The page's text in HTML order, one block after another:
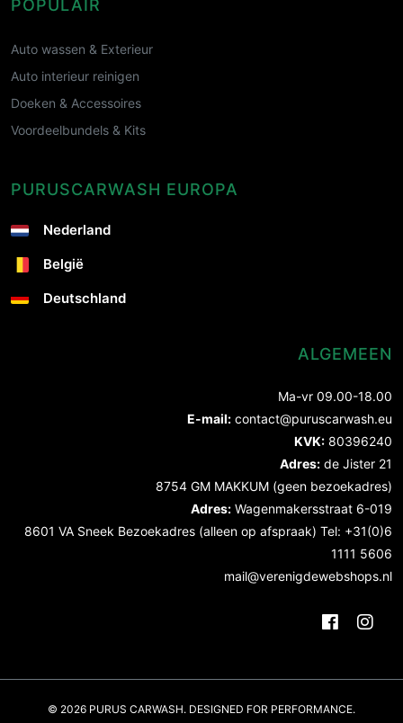
POPULAIR
Auto wassen & Exterieur
Auto interieur reinigen
Doeken & Accessoires
Voordeelbundels & Kits
PURUSCARWASH EUROPA
Nederland
België
Deutschland
ALGEMEEN
Ma-vr 09.00-18.00
E-mail: contact@puruscarwash.eu
KVK: 80396240
Adres: de Jister 21
8754 GM MAKKUM (geen bezoekadres)
Adres: Wagenmakersstraat 6-019
8601 VA Sneek Bezoekadres (alleen op afspraak) Tel: +31(0)6
1111 5606
mail@verenigdewebshops.nl
© 2026 PURUS CARWASH. DESIGNED FOR PERFORMANCE.